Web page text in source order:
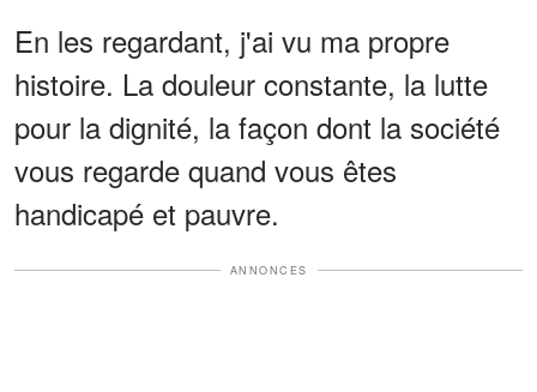
En les regardant, j'ai vu ma propre
histoire. La douleur constante, la lutte
pour la dignité, la façon dont la société
vous regarde quand vous êtes
handicapé et pauvre.
ANNONCES